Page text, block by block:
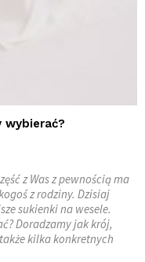
wybierać?
z Was z pewnością ma
z rodziny. Dzisiaj
sukienki na wesele.
Doradzamy jak krój,
kilka konkretnych